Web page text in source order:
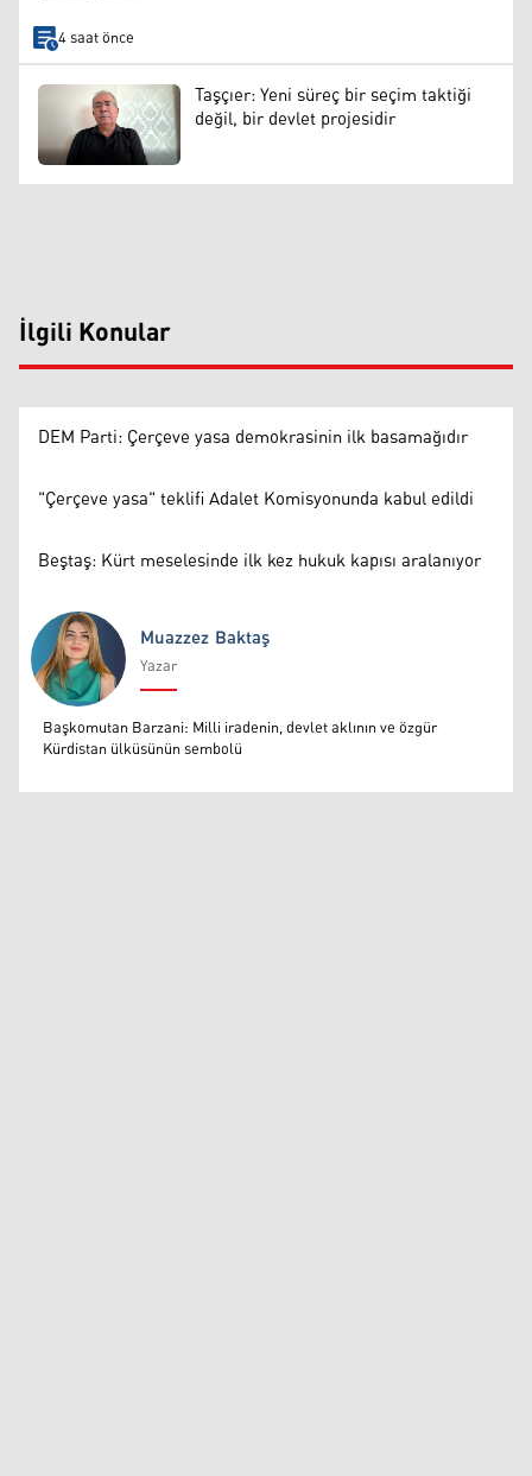
4 saat önce
Taşçıer: Yeni süreç bir seçim taktiği
değil, bir devlet projesidir
İlgili Konular
DEM Parti: Çerçeve yasa demokrasinin ilk basamağıdır
"Çerçeve yasa" teklifi Adalet Komisyonunda kabul edildi
Beştaş: Kürt meselesinde ilk kez hukuk kapısı aralanıyor
Muazzez Baktaş
Muazzez Baktaş
Yazar
Başkomutan Barzani: Milli iradenin, devlet aklının ve özgür
Kürdistan ülküsünün sembolü